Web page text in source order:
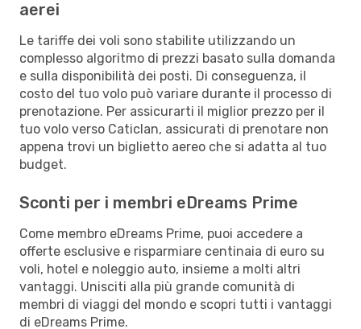
aerei
Le tariffe dei voli sono stabilite utilizzando un
complesso algoritmo di prezzi basato sulla domanda
e sulla disponibilità dei posti. Di conseguenza, il
costo del tuo volo può variare durante il processo di
prenotazione. Per assicurarti il miglior prezzo per il
tuo volo verso Caticlan, assicurati di prenotare non
appena trovi un biglietto aereo che si adatta al tuo
budget.
Sconti per i membri eDreams Prime
Come membro eDreams Prime, puoi accedere a
offerte esclusive e risparmiare centinaia di euro su
voli, hotel e noleggio auto, insieme a molti altri
vantaggi. Unisciti alla più grande comunità di
membri di viaggi del mondo e scopri tutti i vantaggi
di eDreams Prime.